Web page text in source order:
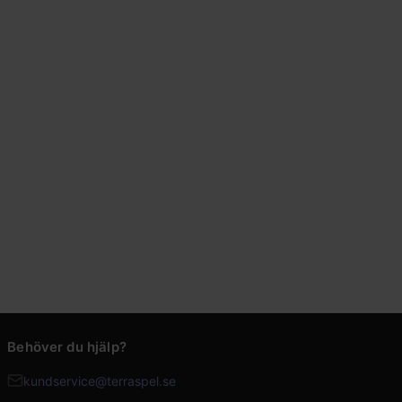
Behöver du hjälp?
kundservice@terraspel.se